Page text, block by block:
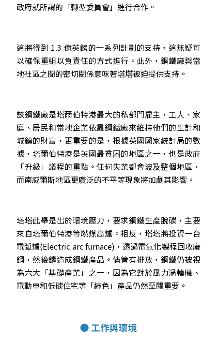
政府就所謂的「轉型委員會」進行合作。
這將得到 1.3 億英鎊的一系列計劃的支持，這無疑可
以確保重組以負責任的方式進行。此外，鋼鐵廠與當
地社區之間的密切關係意味著塔塔被迫提供支持。
該鋼鐵廠是塔爾伯特港最大的私部門雇主，工人、家
庭、居民和當地企業依靠鋼鐵廠來維持他們的生計和
城鎮的財富，更重要的是，根據英國國家統計局的數
據，塔爾伯特港是英國最貧困的地區之一，也是政府
「升級」議程的重點。任何失業都會波及整個地區，
而南威爾斯地區更廣泛的不平等現象將加劇其影響。
塔塔此舉是出於環境壓力，要求鋼鐵生產脫碳，主要
來自塔爾伯特港等燃煤高爐。相反，塔塔將投資一台
電弧爐(Electric arc furnace)，透過電氣化製程回收廢
鋼，然後鑄造成鋼鐵產品。儘管有排放，鋼鐵仍被視
為六大「基礎產業」之一，因為它對於風力渦輪機、
電動車和低碳住宅等「綠色」產品仍然至關重要。
● 工作與環境